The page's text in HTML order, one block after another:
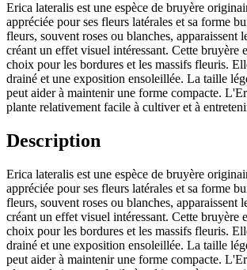
Erica lateralis est une espèce de bruyère
appréciée pour ses fleurs latérales et sa forme
fleurs, souvent roses ou blanches, apparaissent
créant un effet visuel intéressant. Cette bruyère
choix pour les bordures et les massifs fleuris.
drainé et une exposition ensoleillée. La taille
peut aider à maintenir une forme compacte.
plante relativement facile à cultiver et à
Description
Erica lateralis est une espèce de bruyère
appréciée pour ses fleurs latérales et sa forme
fleurs, souvent roses ou blanches, apparaissent
créant un effet visuel intéressant. Cette bruyère
choix pour les bordures et les massifs fleuris.
drainé et une exposition ensoleillée. La taille
peut aider à maintenir une forme compacte.